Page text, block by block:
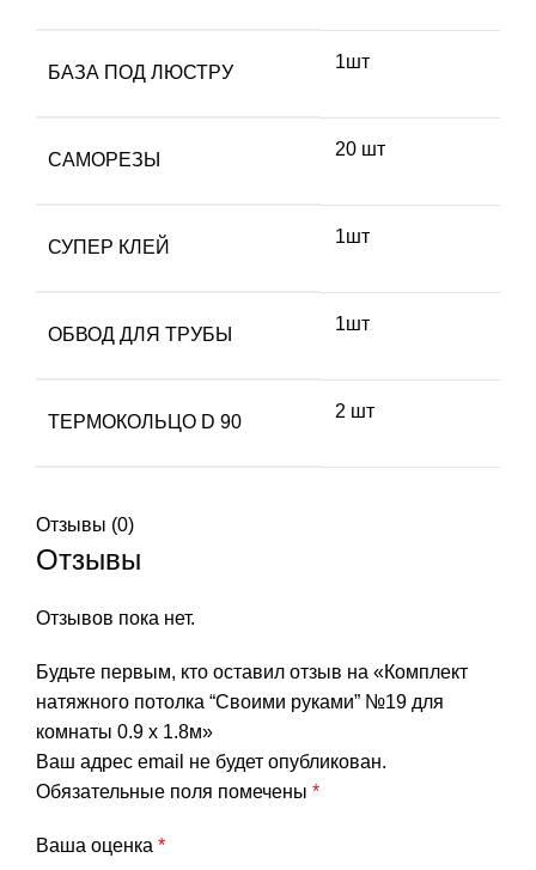
БАЗА ПОД ЛЮСТРУ
1шт
САМОРЕЗЫ
20 шт
СУПЕР КЛЕЙ
1шт
ОБВОД ДЛЯ ТРУБЫ
1шт
ТЕРМОКОЛЬЦО D 90
2 шт
Отзывы (0)
Отзывы
Отзывов пока нет.
Будьте первым, кто оставил отзыв на «Комплект
натяжного потолка “Своими руками” №19 для
комнаты 0.9 х 1.8м»
Ваш адрес email не будет опубликован.
Обязательные поля помечены *
Ваша оценка *